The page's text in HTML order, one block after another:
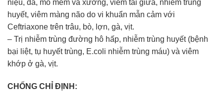
niệu, da, mô mềm và xương, viêm tai giữa, nhiễm trùng
huyết, viêm màng não do vi khuẩn mẫn cảm với
Ceftriaxone trên trâu, bò, lợn, gà, vịt.
– Trị nhiễm trùng đường hô hấp, nhiễm trùng huyết (bệnh
bại liệt, tụ huyết trùng, E.coli nhiễm trùng máu) và viêm
khớp ở gà, vịt.
CHỐNG CHỈ ĐỊNH: